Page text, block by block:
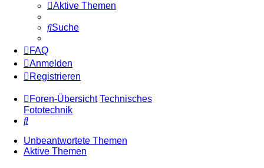
Aktive Themen
Suche
FAQ
Anmelden
Registrieren
Foren-Übersicht Technisches
Fototechnik
Suche
Unbeantwortete Themen
Aktive Themen